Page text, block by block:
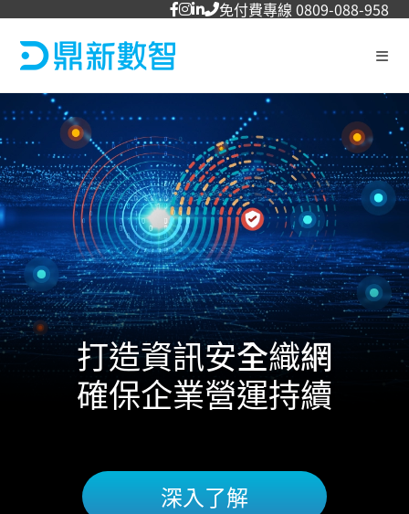
免付費專線 0809-088-958
打造資訊安全織網
確保企業營運持續
深入了解